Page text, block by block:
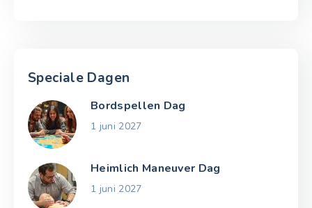
Speciale Dagen
Bordspellen Dag
1 juni 2027
Heimlich Maneuver Dag
1 juni 2027